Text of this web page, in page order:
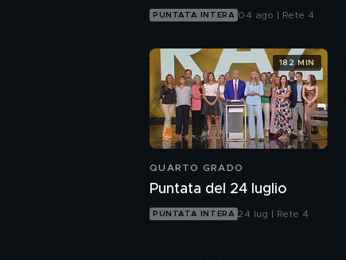
un grande italiano
PUNTATA INTERA 04 ago | Rete 4
QUARTO GRADO
Puntata del 24 luglio
PUNTATA INTERA 24 lug | Rete 4
182 MIN